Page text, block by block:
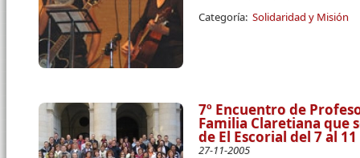
Categoría: Solidaridad y Misión
7º Encuentro de
Familia Claretiana que
de El Escorial del 7 al
27-11-2005